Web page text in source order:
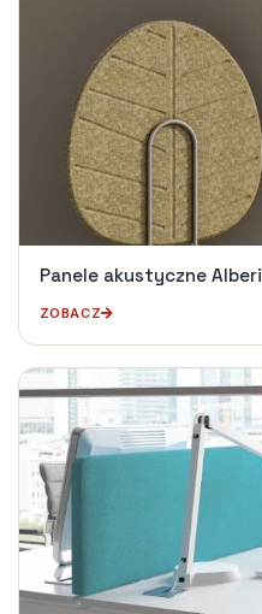
Panele akustyczne Alberi
ZOBACZ